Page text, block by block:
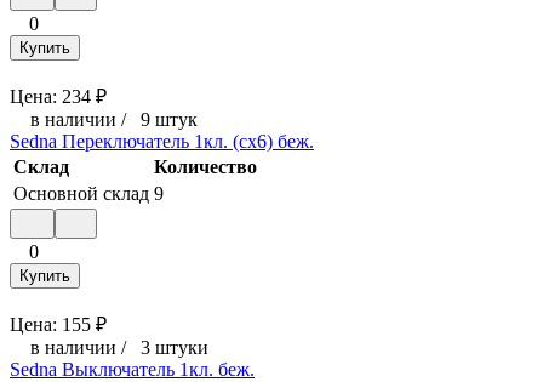
0
Купить
Цена: 234 ₽
в наличии / 9 штук
Sedna Переключатель 1кл. (сх6) беж.
Склад
Количество
Основной склад 9
0
Купить
Цена: 155 ₽
в наличии / 3 штуки
Sedna Выключатель 1кл. беж.